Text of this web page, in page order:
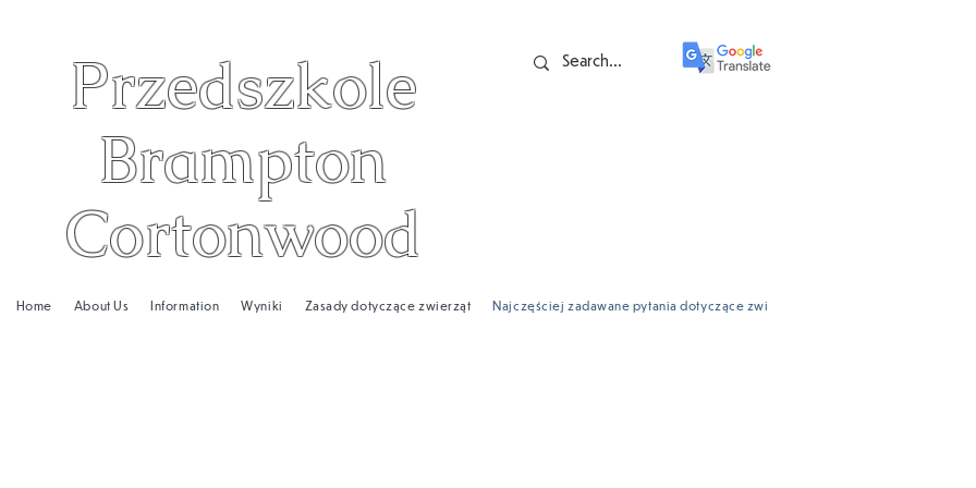
Przedszkole
Brampton
Cortonwood
Home About Us Information Wyniki Zasady dotyczące zwierząt Najczęściej zadawane pytania dotyczące zwierząt